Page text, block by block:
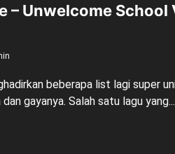
– Unwelcome
beberapa list lagi super
gayanya. Salah satu lagu yang...